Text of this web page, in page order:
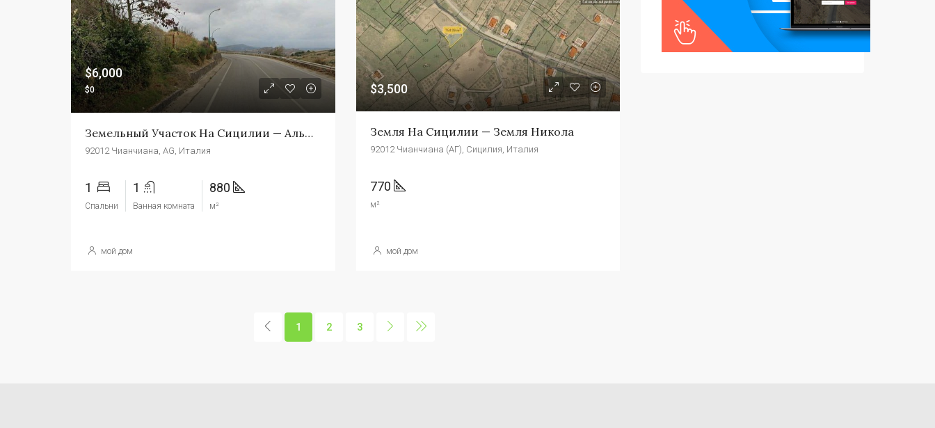
$6,000
$0
Земельный Участок На Сицилии — Альфано Cda Marullo
92012 Чианчиана, AG, Италия
1
Спальни
1
Ванная комната
880
м²
мой дом
$3,500
Земля На Сицилии — Земля Никола
92012 Чианчиана (АГ), Сицилия, Италия
770
м²
мой дом
1 2 3